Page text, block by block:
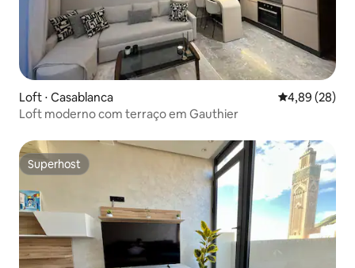
Loft ⋅ Casablanca 4,89 de uma
4,89 (28)
Loft moderno com terraço em Gauthier
Superhost
Superhost